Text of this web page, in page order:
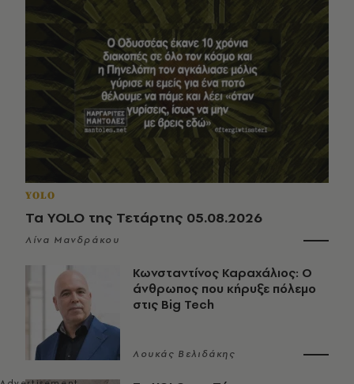
YOLO
Τα YOLO της Τετάρτης 05.08.2026
Λίνα Μανδράκου
Κωνσταντίνος Καραχάλιος: Ο
άνθρωπος που κήρυξε πόλεμο
στις Big Tech
Λουκάς Βελιδάκης